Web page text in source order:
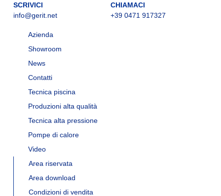
SCRIVICI
info@gerit.net
CHIAMACI
+39 0471 917327
Azienda
Showroom
News
Contatti
Tecnica piscina
Produzioni alta qualità
Tecnica alta pressione
Pompe di calore
Video
Area riservata
Area download
Condizioni di vendita